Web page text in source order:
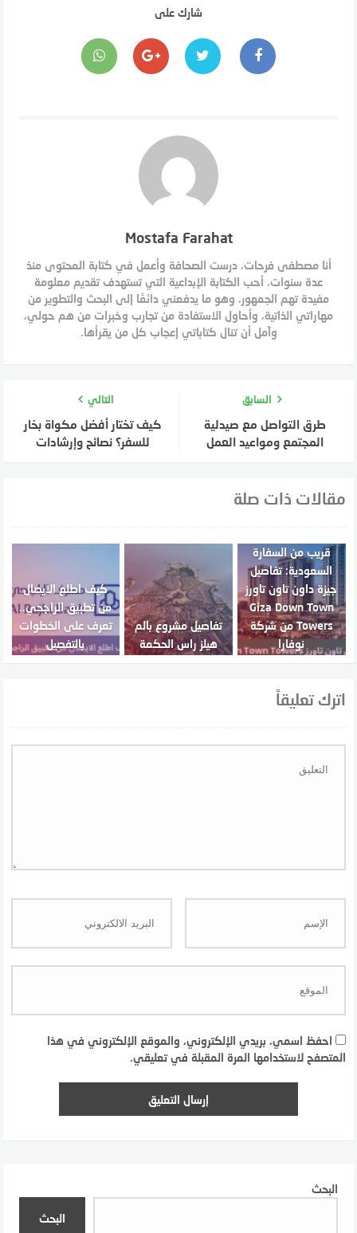
شارك على
Mostafa Farahat
أنا مصطفى فرحات، درست الصحافة وأعمل في كتابة المحتوى منذ
عدة سنوات، أحب الكتابة الإبداعية التي تستهدف تقديم معلومة
مفيدة تهم الجمهور، وهو ما يدفعني دائمًا إلى البحث والتطوير من
مهاراتي الذاتية، وأحاول الاستفادة من تجارب وخبرات من هم حولي،
وآمل أن تنال كتاباتي إعجاب كل من يقرأها.
السابق
طرق التواصل مع صيدلية
المجتمع ومواعيد العمل
التالي
كيف تختار أفضل مكواة بخار
للسفر؟ نصائح وإرشادات
مقالات ذات صلة
قريب من السفارة
السعودية: تفاصيل
جيزة داون تاون تاورز
Giza Down Town
Towers من شركة
نوفارا
تفاصيل مشروع بالم
هيلز راس الحكمة
كيف اطلع الايصال
من تطبيق الراجحي..
تعرف على الخطوات
بالتفصيل
اترك تعليقاً
احفظ اسمي، بريدي الإلكتروني، والموقع الإلكتروني في هذا
المتصفح لاستخدامها المرة المقبلة في تعليقي.
البحث
البحث